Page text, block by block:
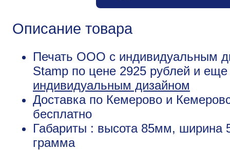
Описание товара
Печать ООО с индивидуальным
Stamp по цене 2925 рублей и
индивидуальным дизайном
Доставка по Кемерово и
бесплатно
Габариты : высота 85мм, ширина
грамма